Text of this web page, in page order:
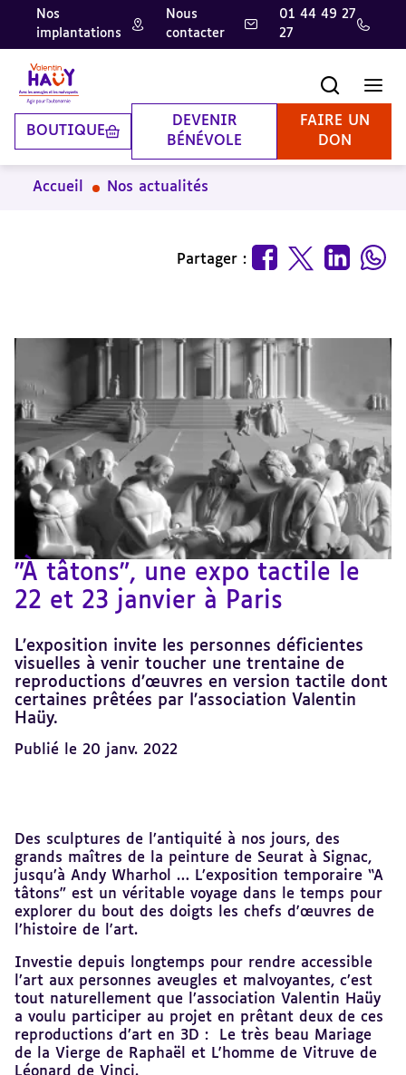
Aller
contenu
principal
Aller
pied
de
page
Aller
la
recherche
Nos
implantations
Nous
contacter
01 44 49 27
27
BOUTIQUE
DEVENIR
BÉNÉVOLE
FAIRE UN
DON
Accueil Nos actualités
Partager :
"À tâtons", une expo tactile le
22 et 23 janvier à Paris
L’exposition invite les personnes déficientes
visuelles à venir toucher une trentaine de
reproductions d’œuvres en version tactile dont
certaines prêtées par l’association Valentin
Haüy.
Publié le 20 janv. 2022
Des sculptures de l’antiquité à nos jours, des
grands maîtres de la peinture de Seurat à Signac,
jusqu’à Andy Wharhol … L’exposition temporaire “A
tâtons” est un véritable voyage dans le temps pour
explorer du bout des doigts les chefs d'œuvres de
l’histoire de l'art.
Investie depuis longtemps pour rendre accessible
l’art aux personnes aveugles et malvoyantes, c’est
tout naturellement que l’association Valentin Haüy
a voulu participer au projet en prêtant deux de ces
reproductions d’art en 3D : Le très beau Mariage
de la Vierge de Raphaël et L'homme de Vitruve de
au
sommaire